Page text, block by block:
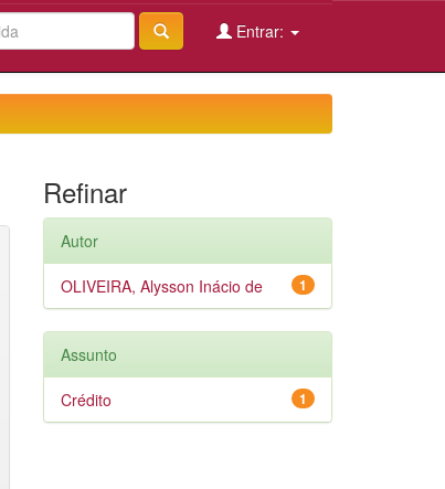
Entrar:
Refinar
Autor
1
OLIVEIRA, Alysson Inácio de
Assunto
1
Crédito